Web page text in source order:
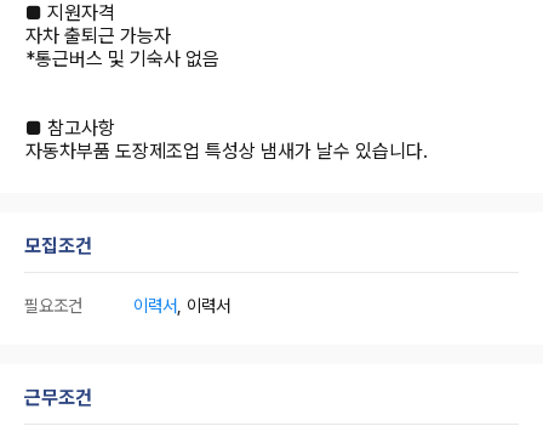
■ 지원자격
자차 출퇴근 가능자
*통근버스 및 기숙사 없음
■ 참고사항
자동차부품 도장제조업 특성상 냄새가 날수 있습니다.
모집조건
필요조건 이력서 , 이력서
근무조건